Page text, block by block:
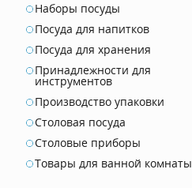
Наборы посуды
Посуда для напитков
Посуда для хранения
Принадлежности для
инструментов
Производство упаковки
Столовая посуда
Столовые приборы
Товары для ванной комнаты